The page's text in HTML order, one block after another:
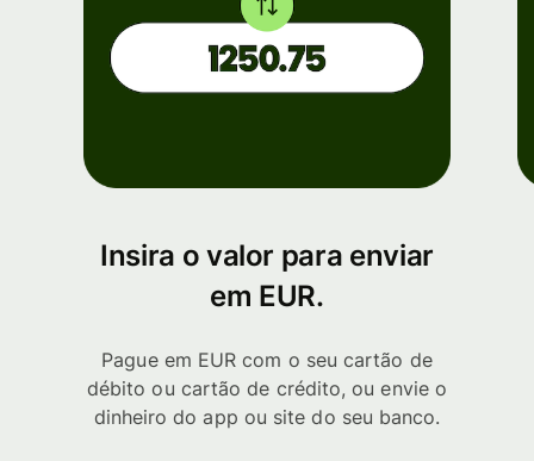
Insira o valor para enviar
em EUR.
Pague em EUR com o seu cartão de
débito ou cartão de crédito, ou envie o
dinheiro do app ou site do seu banco.